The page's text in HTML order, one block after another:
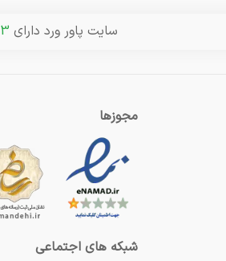
سایت پاور ورد دارای
مجوزها
شبکه های اجتماعی